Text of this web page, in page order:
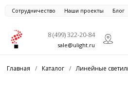
Сотрудничество Наши проекты Блог
8 (499) 322-20-84
sale@ulight.ru
Главная / Каталог / Линейные